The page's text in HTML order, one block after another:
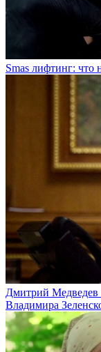
Smas лифтинг: что
Дмитрий Медведев
Владимира